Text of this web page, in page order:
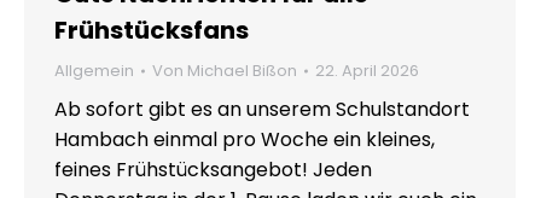
Frühstücksfans
Allgemein Von Michael Bißon 22. April 2026
Ab sofort gibt es an unserem Schulstandort
Hambach einmal pro Woche ein kleines,
feines Frühstücksangebot! Jeden